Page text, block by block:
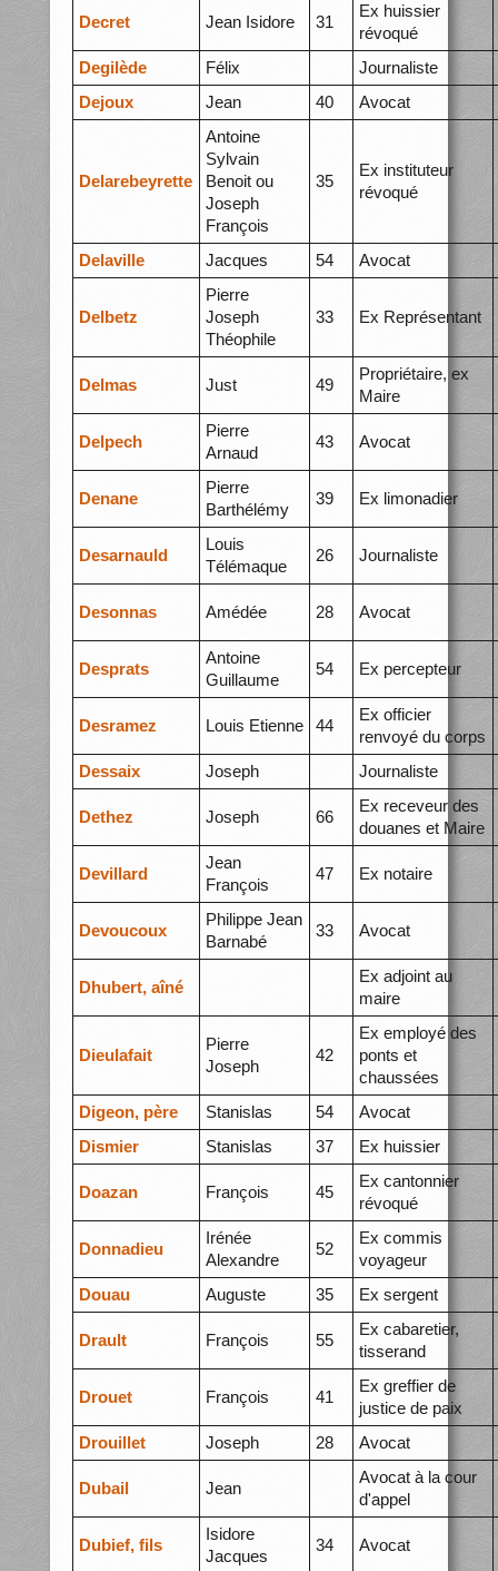
Decret Jean Isidore 31
Ex huissier
révoqué
Degilède
Félix
Journaliste
Dejoux
Jean 40 Avocat
Delarebeyrette
Antoine
Sylvain
Benoit ou
Joseph
François
35
Ex instituteur
révoqué
Delaville Jacques 54 Avocat
Delbetz
Pierre
Joseph
Théophile
33 Ex Représentant
Delmas Just 49
Propriétaire, ex
Maire
Delpech
Pierre
Arnaud
43 Avocat
Denane
Pierre
Barthélémy
39 Ex limonadier
Desarnauld
Louis
Télémaque
26 Journaliste
Desonnas Amédée 28 Avocat
Desprats
Antoine
Guillaume
54 Ex percepteur
Desramez Louis Etienne 44
Ex officier
renvoyé du corps
Dessaix
Joseph Journaliste
Dethez Joseph 66
Ex receveur des
douanes et Maire
Devillard
Jean
François
47 Ex notaire
Devoucoux
Philippe Jean
Barnabé
33 Avocat
Dhubert, aîné
Ex adjoint au
maire
Dieulafait
Pierre
Joseph
42
Ex employé des
ponts et
chaussées
Digeon, père
Stanislas 54
Avocat
Dismier
Stanislas 37 Ex huissier
Doazan François 45
Ex cantonnier
révoqué
Donnadieu
Irénée
Alexandre
52
Ex commis
voyageur
Douau
Auguste 35 Ex sergent
Drault François 55
Ex cabaretier,
tisserand
Drouet François 41
Ex greffier de
justice de paix
Drouillet
Joseph 28 Avocat
Dubail Jean
Avocat à la cour
d'appel
Dubief, fils
Isidore
Jacques
34 Avocat